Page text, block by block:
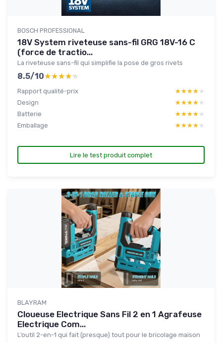
BOSCH PROFESSIONAL
18V System riveteuse sans-fil GRG 18V-16 C
(force de tractio...
La riveteuse sans-fil qui simplifie la pose de gros rivets
8.5/10★★★★★
★★★★★
Rapport qualité-prix ★★★★★
★★★★★
Design
★★★★★
★★★★★
Batterie
★★★★★
★★★★★
Emballage
★★★★★
★★★★★
Lire le test produit complet
BLAYRAM
Cloueuse Electrique Sans Fil 2 en 1 Agrafeuse
Electrique Com...
L’outil 2-en-1 qui fait (presque) tout pour le bricolage maison